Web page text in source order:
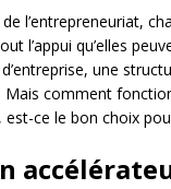
l’entrepreneuriat,
l’appui qu’elles
d’entreprise, une
comment
ce le bon choix